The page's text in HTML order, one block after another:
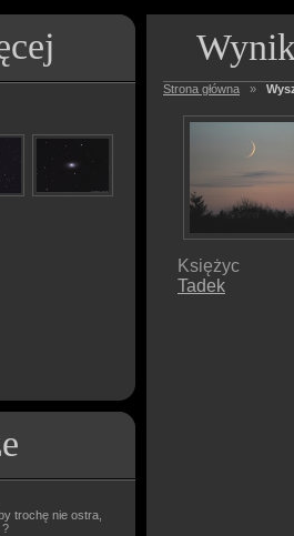
trochę nie ostra,
Strona główna »
Księżyc
Tadek